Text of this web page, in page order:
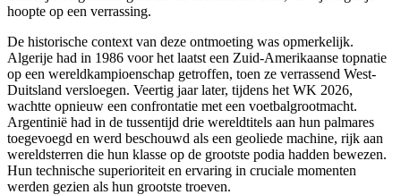
hoopte op een verrassing.
De historische context van deze ontmoeting was opmerkelijk.
Algerije had in 1986 voor het laatst een Zuid-Amerikaanse topnatie
op een wereldkampioenschap getroffen, toen ze verrassend West-
Duitsland versloegen. Veertig jaar later, tijdens het WK 2026,
wachtte opnieuw een confrontatie met een voetbalgrootmacht.
Argentinië had in de tussentijd drie wereldtitels aan hun palmares
toegevoegd en werd beschouwd als een geoliede machine, rijk aan
wereldsterren die hun klasse op de grootste podia hadden bewezen.
Hun technische superioriteit en ervaring in cruciale momenten
werden gezien als hun grootste troeven.